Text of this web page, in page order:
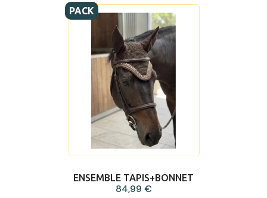
ENSEMBLE TAPIS+BONNET
84,99 €
PACK